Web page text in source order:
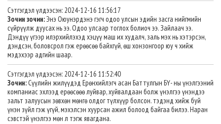
Сэтгэгдэл үлдээсэн: 2024-12-16 11:56:17
Зочин зочин:Энэ Оюунэрдэнэ гэгч одоо улсын эдийн засга нийгмийн
сүйрүүлж дуусах нь ээ. Одоо улсаар тоглох болиоч ээ. Зайлаач ээ.
Дэндүү үгээр илэрхийлэхэд хэцүү маш их худалч, заль мэх нь хэтэрсэн,
дэндсэн, боловсрол гэж ерөөсөө байхгүй, өш хонзонгоор юу ч хийж
мэдэхээр адгийн шаар.
Сэтгэгдэл үлдээсэн: 2024-12-16 11:52:40
Зочин:Сүүлийн жилүүдэд Ерөнхийлэгч асан Баттулгын БҮ- ны үнэлгээний
компаниас эхлээд ерөөсөөө луйвар, хуйвалдаан болж үнэлгээ үнэндээ
зальт залуусын зөвхөн мөнгө олдог түлхүүр болсон. тэдэнд хийж буй
үнэн зүйл гэж үгүй, мэхэлсэн хуурсан ажил болоод байгаа билээ. Наран
сэвстэй үнэлгээ мөн л тэгж явагдана.